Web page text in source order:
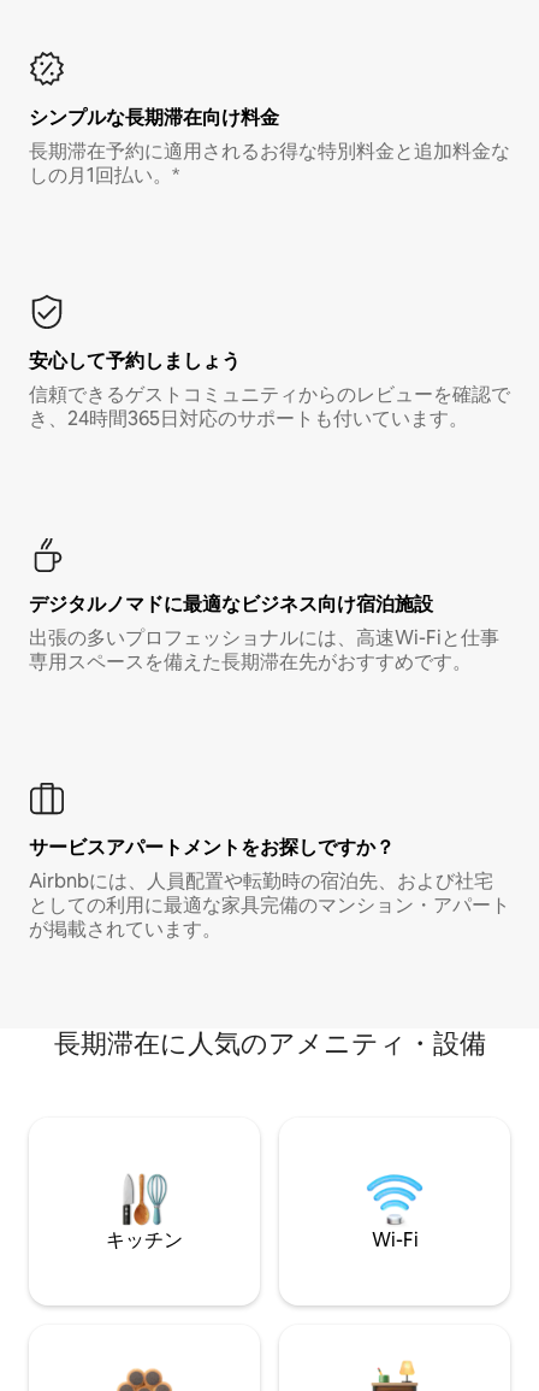
シンプルな長期滞在向け料金
長期滞在予約に適用されるお得な特別料金と追加料金な
しの月1回払い。*
安心して予約しましょう
信頼できるゲストコミュニティからのレビューを確認で
き、24時間365日対応のサポートも付いています。
デジタルノマド⁠に最⁠適⁠なビ⁠ジ⁠ネ⁠ス⁠向⁠け宿⁠泊⁠施⁠設
出張の多いプロフェッショナルには、高速Wi-Fiと仕事
専用スペースを備えた長期滞在先がおすすめです。
サービスアパートメントをお探しですか？
Airbnbには、人員配置や転勤時の宿泊先、および社宅
としての利用に最適な家具完備のマンション・アパート
が掲載されています。
長期滞在に人気のアメニティ・設備
キッチン Wi-Fi